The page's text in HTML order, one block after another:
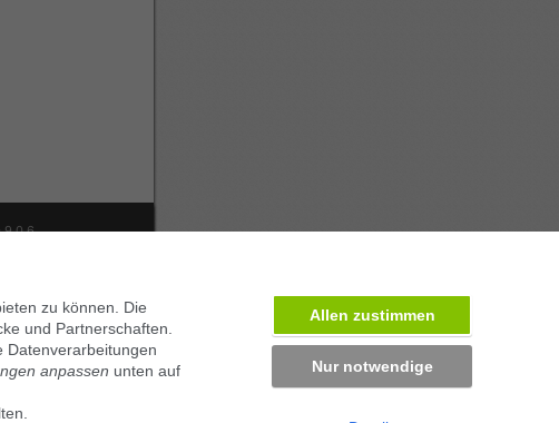
9.0.6
zu können. Die
und Partnerschaften.
Datenverarbeitungen
anpassen unten auf
Allen zustimmen
Nur notwendige